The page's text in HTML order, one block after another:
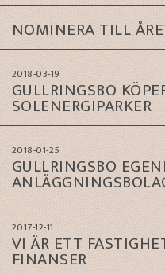
NOMINERA TILL
2018-03-19
GULLRINGSBO
SOLENERGIPARKER
2018-01-25
GULLRINGSBO
2017-12-11
VI ÄR ETT
FINANSER